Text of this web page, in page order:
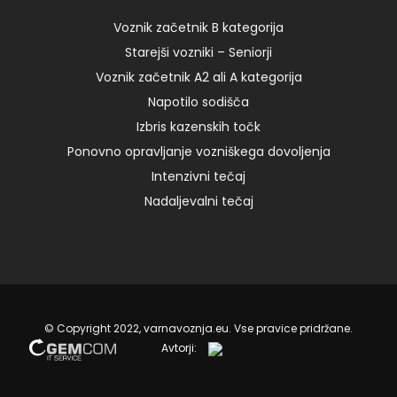
18. 08. 2022
Voznik začetnik B kategorija
Starejši vozniki – Seniorji
Voznik začetnik A2 ali A kategorija
Napotilo sodišča
Izbris kazenskih točk
Ponovno opravljanje vozniškega dovoljenja
Intenzivni tečaj
Nadaljevalni tečaj
© Copyright 2022, varnavoznja.eu. Vse pravice pridržane.
Avtorji: